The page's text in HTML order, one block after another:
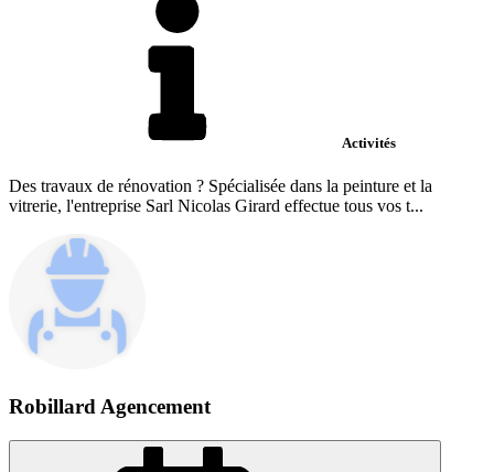
Activités
Des travaux de rénovation ? Spécialisée dans la peinture et la
vitrerie, l'entreprise Sarl Nicolas Girard effectue tous vos t...
Robillard Agencement